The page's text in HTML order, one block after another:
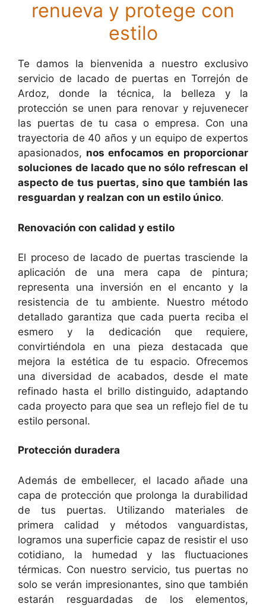
renueva y protege con
estilo
Te damos la bienvenida a nuestro exclusivo
servicio de lacado de puertas en Torrejón de
Ardoz, donde la técnica, la belleza y la
protección se unen para renovar y rejuvenecer
las puertas de tu casa o empresa. Con una
trayectoria de 40 años y un equipo de expertos
apasionados, nos enfocamos en proporcionar
soluciones de lacado que no sólo refrescan el
aspecto de tus puertas, sino que también las
resguardan y realzan con un estilo único.
Renovación con calidad y estilo
El proceso de lacado de puertas trasciende la
aplicación de una mera capa de pintura;
representa una inversión en el encanto y la
resistencia de tu ambiente. Nuestro método
detallado garantiza que cada puerta reciba el
esmero y la dedicación que requiere,
convirtiéndola en una pieza destacada que
mejora la estética de tu espacio. Ofrecemos
una diversidad de acabados, desde el mate
refinado hasta el brillo distinguido, adaptando
cada proyecto para que sea un reflejo fiel de tu
estilo personal.
Protección duradera
Además de embellecer, el lacado añade una
capa de protección que prolonga la durabilidad
de tus puertas. Utilizando materiales de
primera calidad y métodos vanguardistas,
logramos una superficie capaz de resistir el uso
cotidiano, la humedad y las fluctuaciones
térmicas. Con nuestro servicio, tus puertas no
solo se verán impresionantes, sino que también
estarán resguardadas de los elementos,